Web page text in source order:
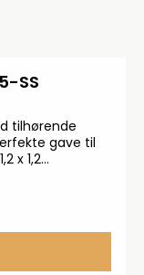
SS
tilhørende
gave til
x 1,2